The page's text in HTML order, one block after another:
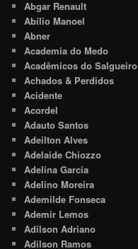
Abgar Renault
Abílio Manoel
Abner
Academia do Medo
Acadêmicos do Salgueiro
Achados & Perdidos
Acidente
Acordel
Adauto Santos
Adeilton Alves
Adelaide Chiozzo
Adelina Garcia
Adelino Moreira
Ademilde Fonseca
Ademir Lemos
Adilson Adriano
Adilson Ramos